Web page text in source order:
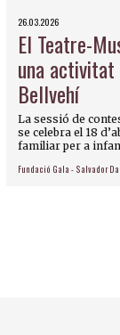
26.03.2026
El Teatre-
una
Bellvehí
La sessió de
se celebra el 18
familiar per a
Fundació Gala - Salvador